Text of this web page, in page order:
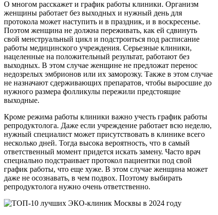
О многом расскажет и график работы клиники. Организм
женщины работает без выходных и нужный день для
протокола может наступить и в праздник, и в воскресенье.
Поэтом женщина не должна переживать, как ей сдвинуть
свой менструальный цикл и подстроиться под расписание
работы медицинского учреждения. Серьезные клиники,
нацеленные на положительный результат, работают без
выходных. В этом случае женщине не предложат перенос
недозрелых эмбрионов или их заморозку. Также в этом случае
не назначают сдерживающих препаратов, чтобы выросшие до
нужного размера фолликулы пережили предстоящие
выходные.
Кроме режима работы клиники важно учесть график работы
репродуктолога. Даже если учреждение работает всю неделю,
нужный специалист может присутствовать в клинике всего
несколько дней. Тогда высока вероятность, что в самый
ответственный момент придется искать замену. Часто врач
специально подстраивает протокол пациентки под свой
график работы, что еще хуже. В этом случае женщина может
даже не осознавать, в чем подвох. Поэтому выбирать
репродуктолога нужно очень ответственно.